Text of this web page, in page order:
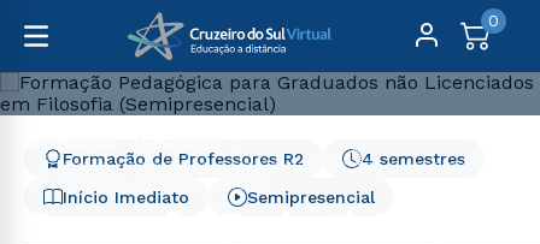
0
Formação Pedagógica para Graduados não Licenciados
em Filosofia (Semipresencial)
Início Imediato
4 semestres
Formação de Professores R2
Semipresencial